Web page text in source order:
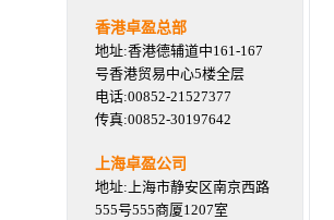
香港卓盈总部
地址:香港德辅道中161-167
号香港贸易中心5楼全层
电话:00852-21527377
传真:00852-30197642
上海卓盈公司
地址:上海市静安区南京西路
555号555商厦1207室